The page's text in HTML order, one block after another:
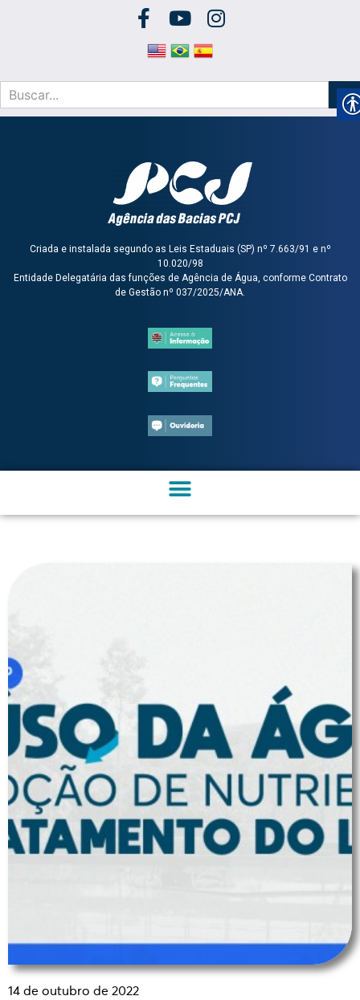
Criada e instalada segundo as Leis Estaduais (SP) nº 7.663/91 e nº
10.020/98
Entidade Delegatária das funções de Agência de Água, conforme Contrato
de Gestão nº 037/2025/ANA.
14 de outubro de 2022